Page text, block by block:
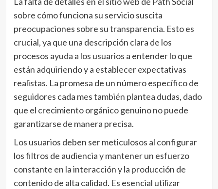
sobre cómo funciona su servicio suscita
preocupaciones sobre su transparencia. Esto es
crucial, ya que una descripción clara de los
procesos ayuda a los usuarios a entender lo que
están adquiriendo y a establecer expectativas
realistas. La promesa de un número específico de
seguidores cada mes también plantea dudas, dado
que el crecimiento orgánico genuino no puede
garantizarse de manera precisa.
Los usuarios deben ser meticulosos al configurar
los filtros de audiencia y mantener un esfuerzo
constante en la interacción y la producción de
contenido de alta calidad. Es esencial utilizar